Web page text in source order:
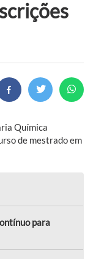
Química
de mestrado em
para